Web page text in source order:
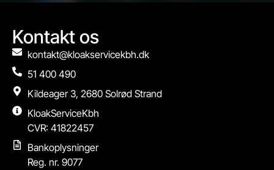
Kontakt os
kontakt@kloakservicekbh.dk
51 400 490
Kildeager 3, 2680 Solrød Strand
KloakServiceKbh
CVR: 41822457
Bankoplysninger
Reg. nr. 9077